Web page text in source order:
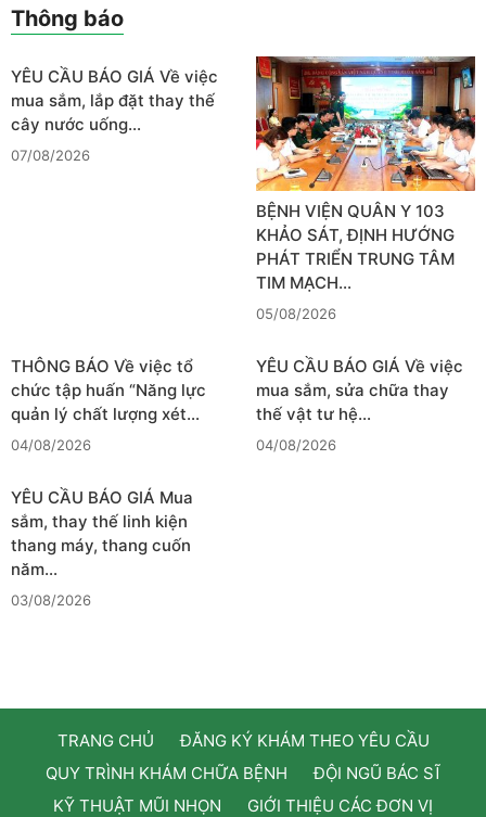
Thông báo
YÊU CẦU BÁO GIÁ Về việc
mua sắm, lắp đặt thay thế
cây nước uống…
07/08/2026
BỆNH VIỆN QUÂN Y 103
KHẢO SÁT, ĐỊNH HƯỚNG
PHÁT TRIỂN TRUNG TÂM
TIM MẠCH…
05/08/2026
THÔNG BÁO Về việc tổ
chức tập huấn “Năng lực
quản lý chất lượng xét…
04/08/2026
YÊU CẦU BÁO GIÁ Về việc
mua sắm, sửa chữa thay
thế vật tư hệ…
04/08/2026
YÊU CẦU BÁO GIÁ Mua
sắm, thay thế linh kiện
thang máy, thang cuốn
năm…
03/08/2026
TRANG CHỦ
ĐĂNG KÝ KHÁM THEO YÊU CẦU
QUY TRÌNH KHÁM CHỮA BỆNH
ĐỘI NGŨ BÁC SĨ
KỸ THUẬT MŨI NHỌN
GIỚI THIỆU CÁC ĐƠN VỊ